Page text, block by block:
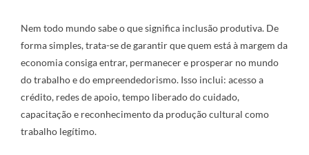
Nem todo mundo sabe o que significa inclusão produtiva. De
forma simples, trata-se de garantir que quem está à margem da
economia consiga entrar, permanecer e prosperar no mundo
do trabalho e do empreendedorismo. Isso inclui: acesso a
crédito, redes de apoio, tempo liberado do cuidado,
capacitação e reconhecimento da produção cultural como
trabalho legítimo.